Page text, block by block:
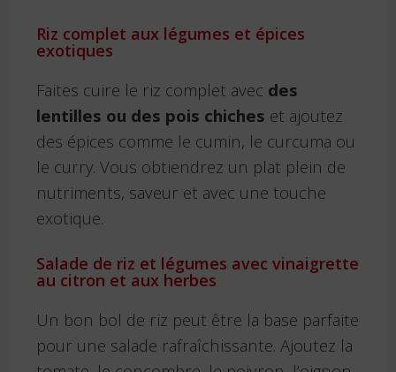
Riz complet aux légumes et épices
exotiques
Faites cuire le riz complet avec des
lentilles ou des pois chiches et ajoutez
des épices comme le cumin, le curcuma ou
le curry. Vous obtiendrez un plat plein de
nutriments, saveur et avec une touche
exotique.
Salade de riz et légumes avec vinaigrette
au citron et aux herbes
Un bon bol de riz peut être la base parfaite
pour une salade rafraîchissante. Ajoutez la